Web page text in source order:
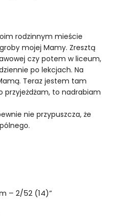
rodzinnym mieście
mojej Mamy. Zresztą
czy potem w liceum,
po lekcjach. Na
Teraz jestem tam
przyjeżdżam, to nadrabiam
nie przypuszcza, że
– 2/52 (14)”